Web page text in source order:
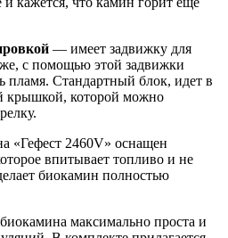
— имеет задвижку для
с помощью этой задвижки
пламя. Стандартный блок, идет в
крышкой, которой можно
«Гефест 2460V» оснащен
впитывает топливо и не
биокамин полностью
максимально проста и